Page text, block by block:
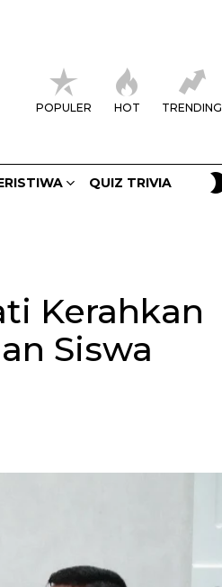
POPULER HOT TRENDING
QUIZ TRIVIA
Kerahkan
Siswa